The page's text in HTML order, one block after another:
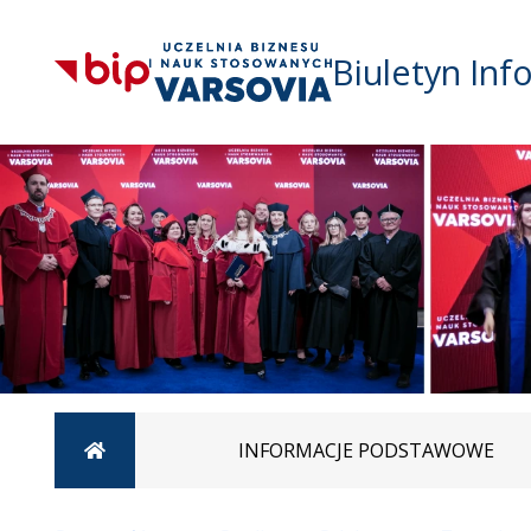
Biuletyn
Strona główna INFORMACJE PODSTAWOWE